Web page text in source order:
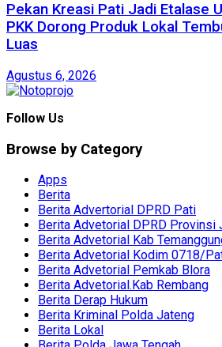
Pekan Kreasi Pati Jadi Etalase
PKK Dorong Produk Lokal
Luas
Agustus 6, 2026
Follow Us
Browse by Category
Apps
Berita
Berita Advertorial DPRD Pati
Berita Advetorial DPRD Provinsi
Berita Advetorial Kab
Berita Advetorial Kodim 0718/
Berita Advetorial Pemkab Blora
Berita Advetorial.Kab Rembang
Berita Derap Hukum
Berita Kriminal Polda Jateng
Berita Lokal